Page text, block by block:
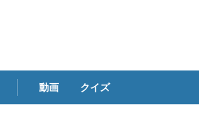
動画 クイズ